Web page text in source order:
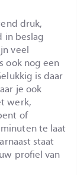
druk,
in beslag
veel
ook nog een
is daar
je ook
werk,
of
te laat
staat
profiel van